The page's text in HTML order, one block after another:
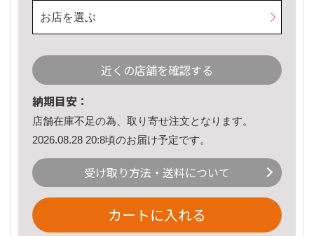
お店を選ぶ
近くの店舗を確認する
納期目安：
店舗在庫不足の為、取り寄せ注文となります。
2026.08.28 20:8頃のお届け予定です。
受け取り方法・送料について
カートに入れる